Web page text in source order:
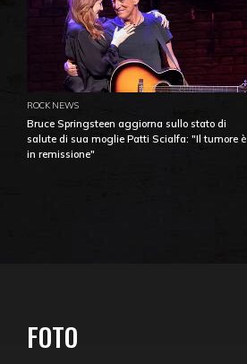
ROCK NEWS
Bruce Springsteen aggiorna sullo stato di
salute di sua moglie Patti Scialfa: "Il tumore è
in remissione"
FOTO